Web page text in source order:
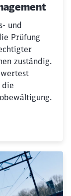
und
Prüfung
zuständig.
die
Schließen